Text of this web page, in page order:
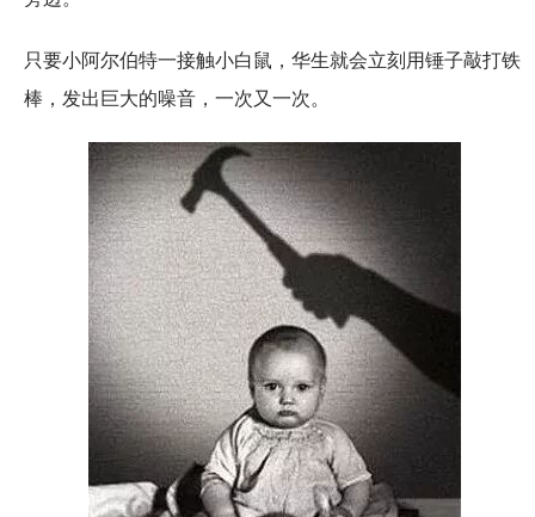
只要小阿尔伯特一接触小白鼠，华生就会立刻用锤子敲打铁
棒，发出巨大的噪音，一次又一次。